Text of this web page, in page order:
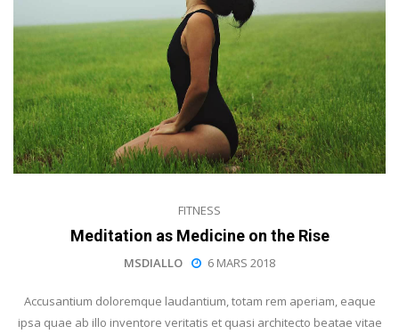
FITNESS
Meditation as Medicine on the Rise
MSDIALLO 6 MARS 2018
Accusantium doloremque laudantium, totam rem aperiam, eaque
ipsa quae ab illo inventore veritatis et quasi architecto beatae vitae